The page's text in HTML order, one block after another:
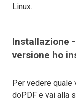
Linux.
Installazione
versione ho
Per vedere quale
doPDF e vai alla